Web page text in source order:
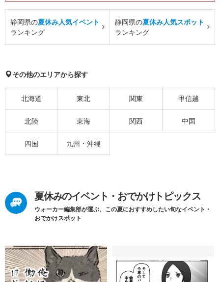
静岡県の夏休み人気イベント
ランキング
静岡県の夏休み人気スポット
ランキング
その他のエリアから探す
北海道 東北 関東 甲信越
北陸 東海 関西 中国
四国 九州・沖縄
夏休みのイベント・おでかけトピックス
ウォーカー編集部が選ぶ、この夏におすすめしたい旬なイベント・
おでかけスポット